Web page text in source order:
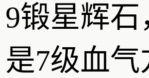
9锻星辉
是7级血